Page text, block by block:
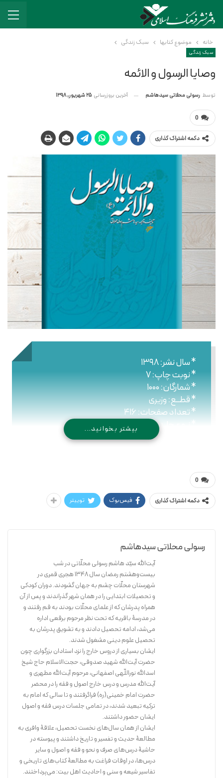
خانه موضوع کتابها سبک زندگی
سبک زندگی
وصایا الرسول و الائمه
توسط رسولی محلاتی سیدهاشم آخرین بروزرسانی 25 شهریور, 1398
0
دکمه اشتراک گذاری
* سال نشر: ۱۳۹۸
* نوبت چاپ: ۷
* شمارگان: ۱۰۰۰
* قطــع: وزیری
* تعداد صفحات: ۴۱۶
* نـوع جلـد: سلیفون
این کتاب، مجموعۀ وصیّت های اخلاقی و اجتماعی پیامبر(ص) و ائمّه
معصومین علیهم السلام است که توسط مؤلف، جمع آوری و با قلمی ساده و
بیشتر بخوانید...
0
دکمه اشتراک گذاری فیس‌بوک توییتر
رسولی محلاتی سیدهاشم
آیت‌الله سیّد هاشم رسولی محلّاتی در شب
بیست‌و‌هشتم رمضان سال 1348 هجری قمری در
شهرستان محلّات چشم به جهان گشودند. دوران کودکی
و تحصیلات ابتدایی را در همان شهر گذراندند و پس از آن
همراه پدرشان که از علمای محلّات بودند به قم رفتند و
در مدرسۀ باقریه که تحت نظر مرحوم برقعی اداره
می‌شد، ادامه تحصیل دادند و به تشویق پدرشان به
تحصیل علوم دینی مشغول شدند.
ایشان بسیاری از دروس خارج را نزد استادان بزرگواری چون
حضرت آیت‌الله شهید صدوقی، حجت‌الاسلام حاج شیخ
اسدالله نوراللّهی اصفهانی، مرحوم آیت‌الله مطهری و
آیت‌الله مدرس و درس خارج اصول و فقه را در محضر
حضرت امام خمینی(ره) فراگرفتند و تا سالی که امام به
ترکیه تبعید شدند، در تمامی جلسات درس فقه و اصول
ایشان حضور داشتند.
ایشان از همان سال‌های نخست تحصیل، علاقۀ وافری به
مطالعۀ حدیث و تفسیر و تاریخ داشتند و پیوسته در
حاشیۀ درس‌های صرف و نحو و فقه و اصول و سایر
درس‌ها، در اوقات فراغت به مطالعۀ کتاب‌های تاریخی و
تفاسیر شیعه و سنی و احادیث اهل بیت: می‌پرداختند.